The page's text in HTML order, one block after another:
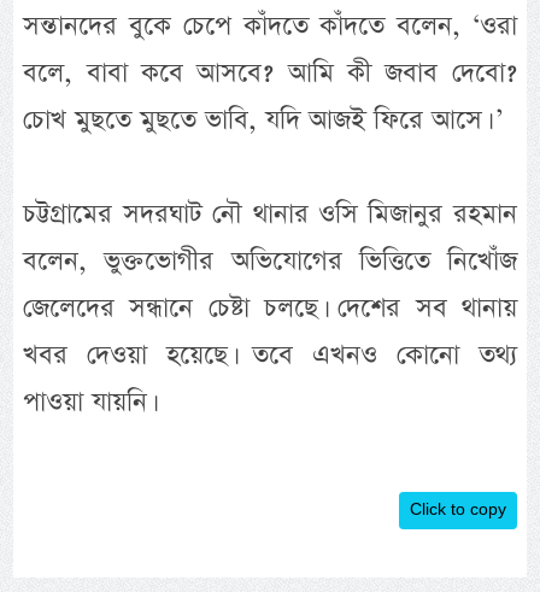
সন্তানদের বুকে চেপে কাঁদতে কাঁদতে বলেন, ‘ওরা
বলে, বাবা কবে আসবে? আমি কী জবাব দেবো?
চোখ মুছতে মুছতে ভাবি, যদি আজই ফিরে আসে। ’
চট্টগ্রামের সদরঘাট নৌ থানার ওসি মিজানুর রহমান
বলেন, ভুক্তভোগীর অভিযোগের ভিত্তিতে নিখোঁজ
জেলেদের সন্ধানে চেষ্টা চলছে। দেশের সব থানায়
খবর দেওয়া হয়েছে। তবে এখনও কোনো তথ্য
পাওয়া যায়নি।
Click to copy